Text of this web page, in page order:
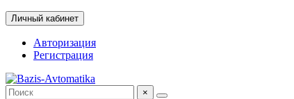
Личный кабинет
Авторизация
Регистрация
×